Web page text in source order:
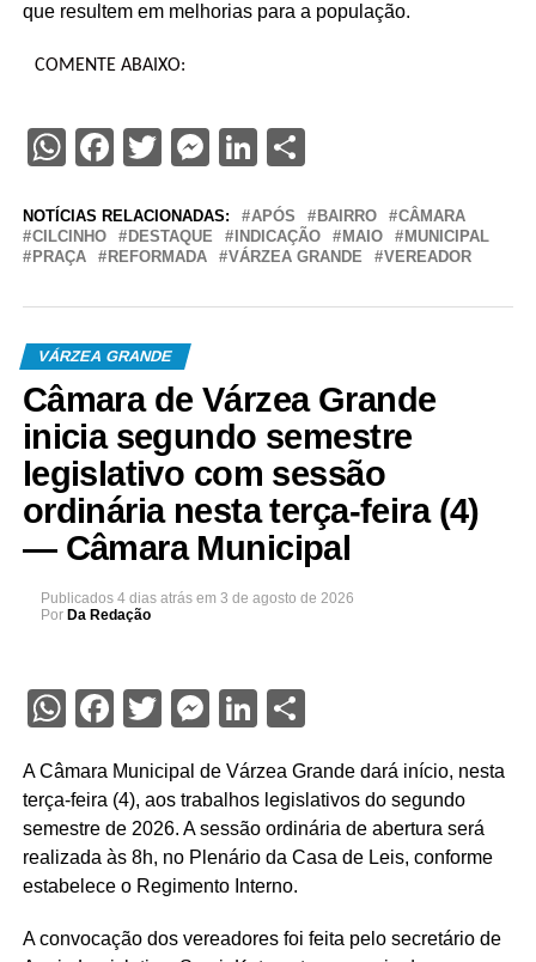
que resultem em melhorias para a população.
COMENTE ABAIXO:
WhatsApp
Facebook
TwitterMessenger
LinkedIn
NOTÍCIAS RELACIONADAS: APÓS BAIRRO
CÂMARA
CILCINHO
DESTAQUE INDICAÇÃO MAIO
MUNICIPAL
PRAÇA
REFORMADA VÁRZEA GRANDE VEREADOR
VÁRZEA GRANDE
Câmara de Várzea Grande
inicia segundo semestre
legislativo com sessão
ordinária nesta terça-feira (4)
— Câmara Municipal
Publicados 4 dias atrás em 3 de agosto de 2026
Por Da Redação
WhatsApp
Facebook
TwitterMessenger
LinkedIn
A Câmara Municipal de Várzea Grande dará início, nesta
terça-feira (4), aos trabalhos legislativos do segundo
semestre de 2026. A sessão ordinária de abertura será
realizada às 8h, no Plenário da Casa de Leis, conforme
estabelece o Regimento Interno.
A convocação dos vereadores foi feita pelo secretário de